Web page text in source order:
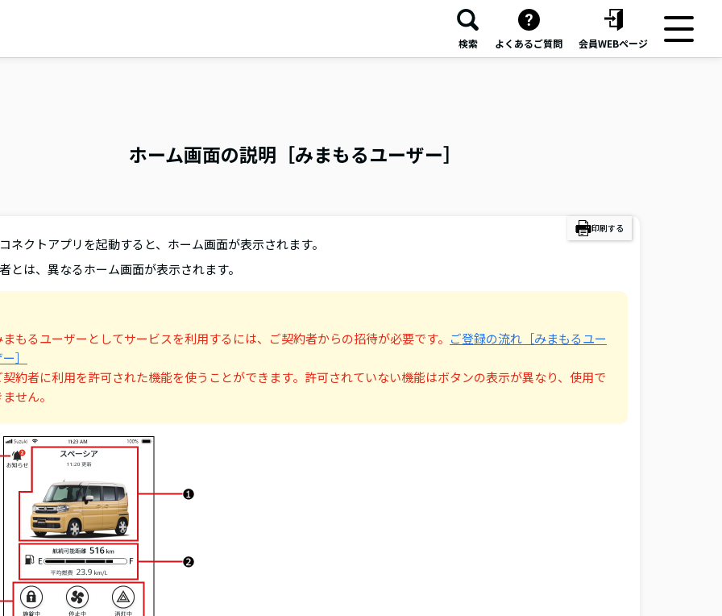
検索 よくあるご質問 会員WEBページ
ホーム画面の説明［みまもるユーザー］
ネクトアプリを起動すると、ホーム画面が表示されます。
とは、異なるホーム画面が表示されます。
まもるユーザーとしてサービスを利用するには、ご契約者からの招待が必要です。 ご登録の流れ［みまもるユー
］
契約者に利用を許可された機能を使うことができます。許可されていない機能はボタンの表示が異なり、使用で
せん。
印刷する